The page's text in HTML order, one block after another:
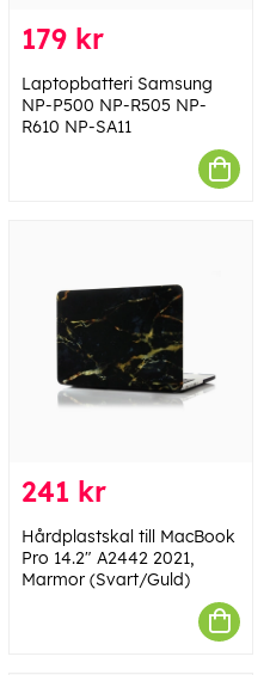
179 kr
Laptopbatteri Samsung
NP-P500 NP-R505 NP-
R610 NP-SA11
241 kr
Hårdplastskal till MacBook
Pro 14.2" A2442 2021,
Marmor (Svart/Guld)